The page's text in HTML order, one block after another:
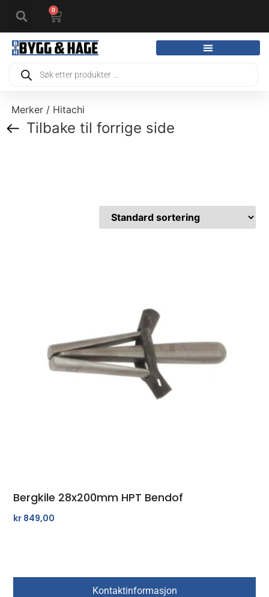
0
Merker / Hitachi
Tilbake til forrige side
Bergkile 28x200mm HPT Bendof
kr 849,00
Kontaktinformasjon